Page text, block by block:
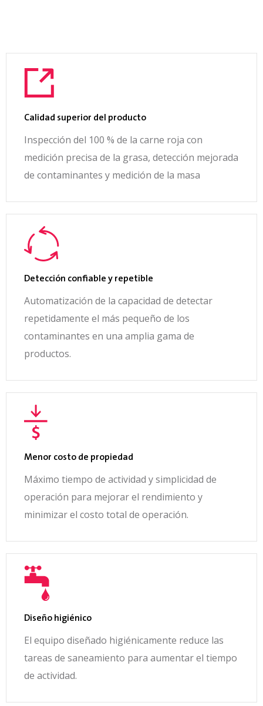
Calidad superior del producto
Inspección del 100 % de la carne roja con
medición precisa de la grasa, detección mejorada
de contaminantes y medición de la masa
Detección confiable y repetible
Automatización de la capacidad de detectar
repetidamente el más pequeño de los
contaminantes en una amplia gama de
productos.
Menor costo de propiedad
Máximo tiempo de actividad y simplicidad de
operación para mejorar el rendimiento y
minimizar el costo total de operación.
Diseño higiénico
El equipo diseñado higiénicamente reduce las
tareas de saneamiento para aumentar el tiempo
de actividad.